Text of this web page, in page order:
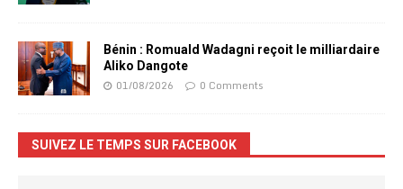
Bénin : Romuald Wadagni reçoit le milliardaire
Aliko Dangote
01/08/2026 0 Comments
SUIVEZ LE TEMPS SUR FACEBOOK